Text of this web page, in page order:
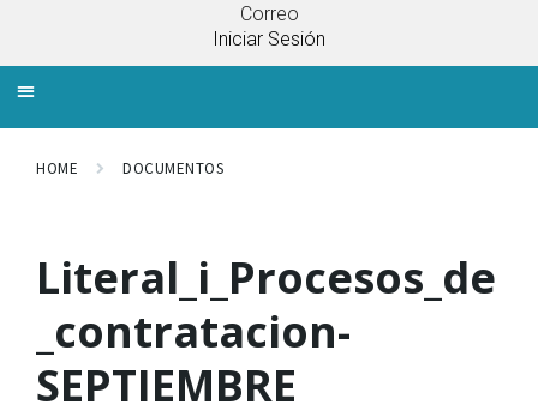
Correo
Iniciar Sesión
HOME DOCUMENTOS
Literal_i_Procesos_de
_contratacion-
SEPTIEMBRE